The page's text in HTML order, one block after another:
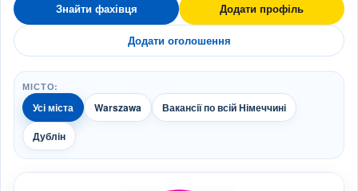
Знайти фахівця Додати профіль
Додати оголошення
МІСТО:
Усі міста Warszawa
Вакансії по всій Німеччині
Дублін